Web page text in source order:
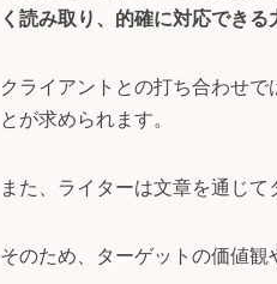
く読み取り、的確に対応できる
クライアントとの打ち合わせ
とが求められます。
また、ライターは文章を通じて
そのため、ターゲットの価値観